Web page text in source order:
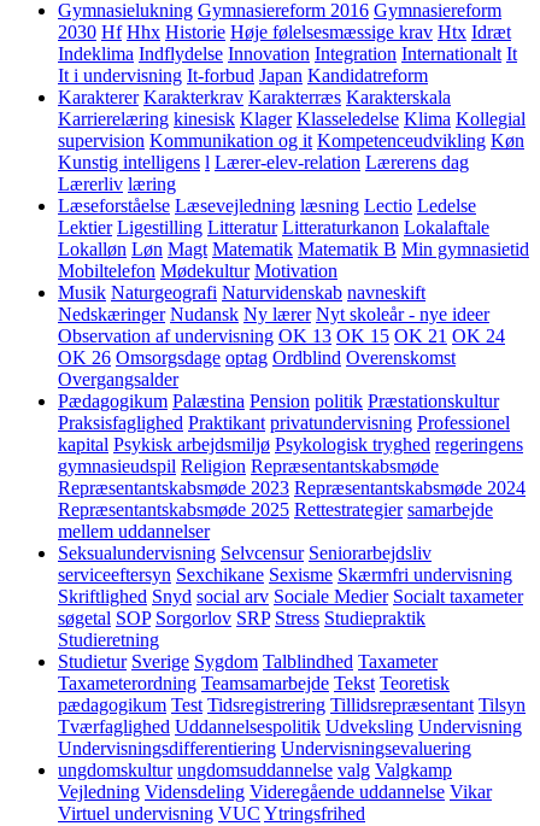
Gymnasielukning Gymnasiereform 2016 Gymnasiereform
2030 Hf Hhx Historie Høje følelsesmæssige krav Htx Idræt
Indeklima Indflydelse Innovation Integration Internationalt It
It i undervisning It-forbud Japan Kandidatreform
Karakterer Karakterkrav Karakterræs Karakterskala
Karrierelæring kinesisk Klager Klasseledelse Klima Kollegial
supervision Kommunikation og it Kompetenceudvikling Køn
Kunstig intelligens l Lærer-elev-relation Lærerens dag
Lærerliv læring
Læseforståelse Læsevejledning læsning Lectio Ledelse
Lektier Ligestilling Litteratur Litteraturkanon Lokalaftale
Lokalløn Løn Magt Matematik Matematik B Min gymnasietid
Mobiltelefon Mødekultur Motivation
Musik Naturgeografi Naturvidenskab navneskift
Nedskæringer Nudansk Ny lærer Nyt skoleår - nye ideer
Observation af undervisning OK 13 OK 15 OK 21 OK 24
OK 26 Omsorgsdage optag Ordblind Overenskomst
Overgangsalder
Pædagogikum Palæstina Pension politik Præstationskultur
Praksisfaglighed Praktikant privatundervisning Professionel
kapital Psykisk arbejdsmiljø Psykologisk tryghed regeringens
gymnasieudspil Religion Repræsentantskabsmøde
Repræsentantskabsmøde 2023 Repræsentantskabsmøde 2024
Repræsentantskabsmøde 2025 Rettestrategier samarbejde
mellem uddannelser
Seksualundervisning Selvcensur Seniorarbejdsliv
serviceeftersyn Sexchikane Sexisme Skærmfri undervisning
Skriftlighed Snyd social arv Sociale Medier Socialt taxameter
søgetal SOP Sorgorlov SRP Stress Studiepraktik
Studieretning
Studietur Sverige Sygdom Talblindhed Taxameter
Taxameterordning Teamsamarbejde Tekst Teoretisk
pædagogikum Test Tidsregistrering Tillidsrepræsentant Tilsyn
Tværfaglighed Uddannelsespolitik Udveksling Undervisning
Undervisningsdifferentiering Undervisningsevaluering
ungdomskultur ungdomsuddannelse valg Valgkamp
Vejledning Vidensdeling Videregående uddannelse Vikar
Virtuel undervisning VUC Ytringsfrihed